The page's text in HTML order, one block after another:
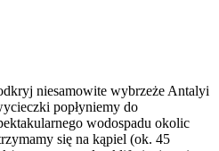
niesamowite wybrzeże Antalyi
popłyniemy do
wodospadu okolic
się na kąpiel (ok. 45